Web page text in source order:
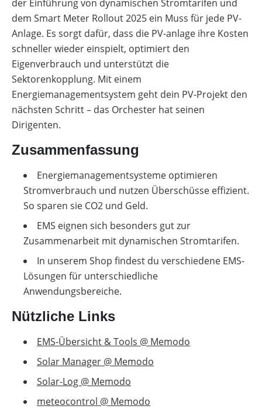
der Einführung von dynamischen Stromtarifen und
dem Smart Meter Rollout 2025 ein Muss für jede PV-
Anlage. Es sorgt dafür, dass die PV-anlage ihre Kosten
schneller wieder einspielt, optimiert den
Eigenverbrauch und unterstützt die
Sektorenkopplung. Mit einem
Energiemanagementsystem geht dein PV-Projekt den
nächsten Schritt – das Orchester hat seinen
Dirigenten.
Zusammenfassung
Energiemanagementsysteme optimieren
Stromverbrauch und nutzen Überschüsse effizient.
So sparen sie CO2 und Geld.
EMS eignen sich besonders gut zur
Zusammenarbeit mit dynamischen Stromtarifen.
In unserem Shop findest du verschiedene EMS-
Lösungen für unterschiedliche
Anwendungsbereiche.
Nützliche Links
EMS-Übersicht & Tools @ Memodo
Solar Manager @ Memodo
Solar-Log @ Memodo
meteocontrol @ Memodo